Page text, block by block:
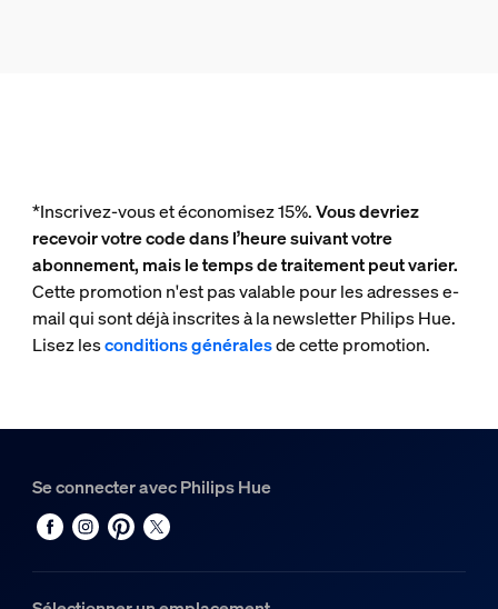
*Inscrivez-vous et économisez 15%.Vous devriez
recevoir votre code dans l’heure suivant votre
abonnement, mais le temps de traitement peut varier.
Cette promotion n'est pas valable pour les adresses e-
mail qui sont déjà inscrites à la newsletter Philips Hue.
Lisez lesconditions généralesde cette promotion.
Se connecter avec Philips Hue